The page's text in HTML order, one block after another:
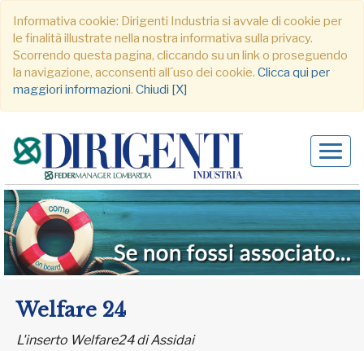
Informativa cookie: Dirigenti Industria si avvale di cookie per
le finalità illustrate nella nostra informativa sulla privacy.
Scorrendo questa pagina, cliccando su un link o proseguendo
la navigazione, acconsenti all´uso dei cookie. Clicca qui per
maggiori informazioni. Chiudi [X]
Welfare 24
L'inserto Welfare24 di Assidai